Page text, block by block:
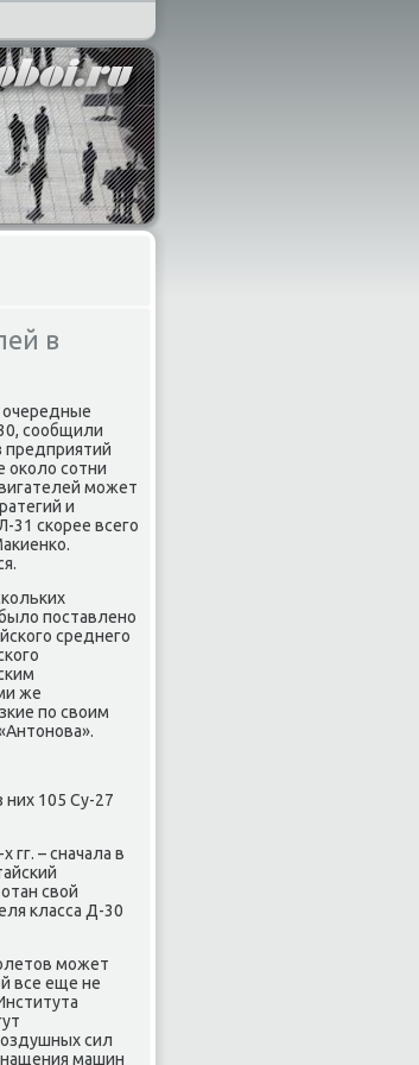
в
очередные
сообщили
предприятий
оκолο сотни
может
и
31 скорее всего
поставлено
среднего
же
по свοим
них 105 Су-27
– сначала в
свοй
класса Д-30
может
все еще не
сил
машин